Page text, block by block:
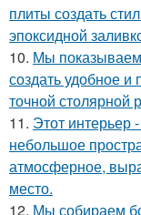
плиты создать
эпоксидной
10. Мы
создать удобное
точной столярной
11. Этот интерьер
небольшое
атмосферное,
место.
12. Мы собираем